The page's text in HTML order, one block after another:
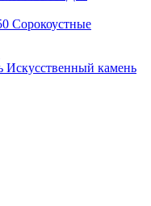
Сорокоустные
Искусственный камень